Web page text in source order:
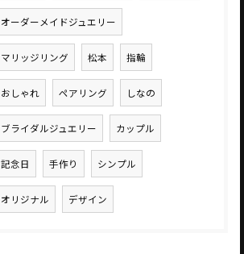
オーダーメイドジュエリー
マリッジリング 松本 指輪
おしゃれ ペアリング しなの
ブライダルジュエリー カップル
記念日 手作り シンプル
オリジナル デザイン